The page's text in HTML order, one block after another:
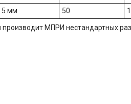
мм 50
производит МПРИ нестандартных